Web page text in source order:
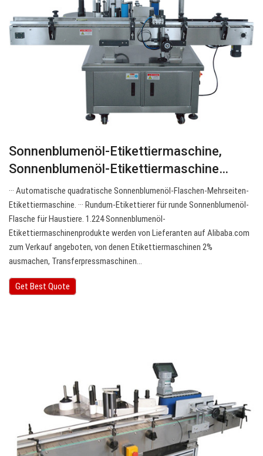
Sonnenblumenöl-Etikettiermaschine,
Sonnenblumenöl-Etikettiermaschine…
··· Automatische quadratische Sonnenblumenöl-Flaschen-Mehrseiten-
Etikettiermaschine. ··· Rundum-Etikettierer für runde Sonnenblumenöl-
Flasche für Haustiere. 1.224 Sonnenblumenöl-
Etikettiermaschinenprodukte werden von Lieferanten auf Alibaba.com
zum Verkauf angeboten, von denen Etikettiermaschinen 2%
ausmachen, Transferpressmaschinen…
Get Best Quote